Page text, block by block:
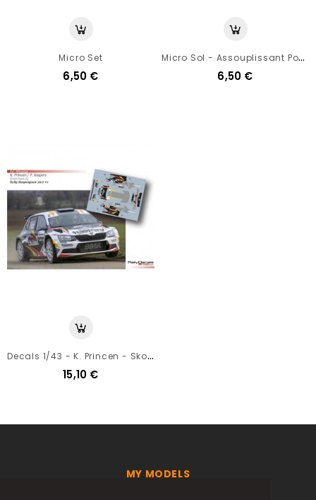
Micro Set
6,50 €
M
Icro Sol - Assouplissant Pour Decals
6,50 €
D
Ecals 1/43 - K. Princen - Skoda Fabia R5 - Rally Haspengouw 2017
15,10 €
MY MODELS